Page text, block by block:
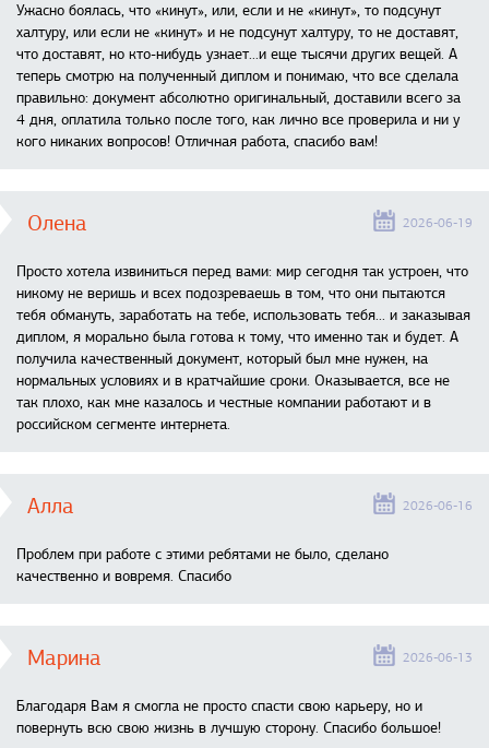
Ужасно боялась, что «кинут», или, если и не «кинут», то подсунут
халтуру, или если не «кинут» и не подсунут халтуру, то не доставят,
что доставят, но кто-нибудь узнает...и еще тысячи других вещей. А
теперь смотрю на полученный диплом и понимаю, что все сделала
правильно: документ абсолютно оригинальный, доставили всего за
4 дня, оплатила только после того, как лично все проверила и ни у
кого никаких вопросов! Отличная работа, спасибо вам!
Олена 2026-06-19
Просто хотела извиниться перед вами: мир сегодня так устроен, что
никому не веришь и всех подозреваешь в том, что они пытаются
тебя обмануть, заработать на тебе, использовать тебя... и заказывая
диплом, я морально была готова к тому, что именно так и будет. А
получила качественный документ, который был мне нужен, на
нормальных условиях и в кратчайшие сроки. Оказывается, все не
так плохо, как мне казалось и честные компании работают и в
российском сегменте интернета.
Алла 2026-06-16
Проблем при работе с этими ребятами не было, сделано
качественно и вовремя. Спасибо
Марина 2026-06-13
Благодаря Вам я смогла не просто спасти свою карьеру, но и
повернуть всю свою жизнь в лучшую сторону. Спасибо большое!